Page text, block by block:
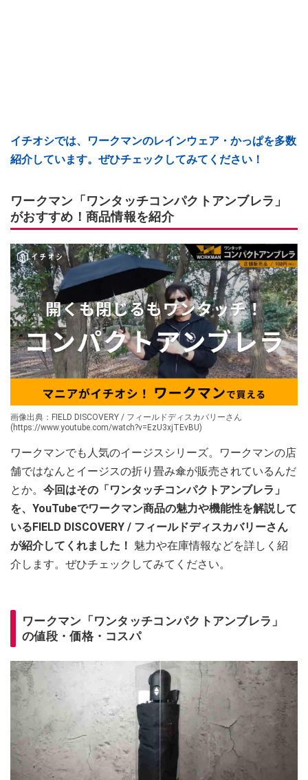
イチオシでは、ワークマンのレインウェア・かっぱを多数
紹介しています。ぜひチェックしてみてください！
ワークマン「ワンタッチコンパクトアンブレラ」
がおすすめ！商品情報を紹介
画像出典：FIELD DISCOVERY / フィールドディスカバリーさん
(https://www.youtube.com/watch?v=EzU3xjTEvBU)
ワークマンでも人気のイージスシリーズ。ワークマンの店
舗ではなんとイージスの折り畳み傘が販売されているんだ
とか。 今回はその「ワンタッチコンパクトアンブレラ」
を、YouTubeでワークマン商品の魅力や機能性を解説して
いるFIELD DISCOVERY / フィールドディスカバリーさん
が紹介してくれました！ 魅力や在庫情報などを詳しく紹
介します。ぜひチェックしてみてください。
ワークマン「ワンタッチコンパクトアンブレラ」
の値段・価格・コスパ